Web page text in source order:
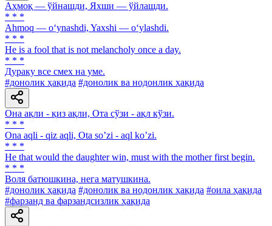
Аҳмоқ — ўйнашди, Яхши — ўйлашди.
* * *
Ahmoq — o‘ynashdi, Yaxshi — o‘ylashdi.
* * *
He is a fool that is not melancholy once a day.
* * *
Дураку все смех на уме.
#донолик ҳақида #донолик ва нодонлик ҳақида
Она ақли - қиз ақли, Ота сўзи - ақл кўзи.
* * *
Ona aqli - qiz aqli, Ota soʼzi - aql koʼzi.
* * *
Не that would the daughter win, must with the mother first begin.
* * *
Воля батюшкина, нега матушкина.
#донолик ҳақида #донолик ва нодонлик ҳақида #оила ҳақида
#фарзанд ва фарзандсизлик ҳақида